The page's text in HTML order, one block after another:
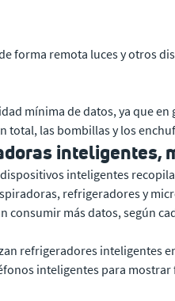
forma remota luces y otros
mínima de datos, ya que
las bombillas y los
inteligentes,
inteligentes
refrigeradores y
consumir más datos, según
refrigeradores inteligentes
inteligentes para